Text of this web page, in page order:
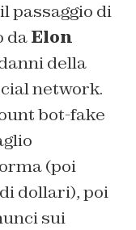
passaggio di
daElon
della
network.
bot-fake
(poi
dollari), poi
sui